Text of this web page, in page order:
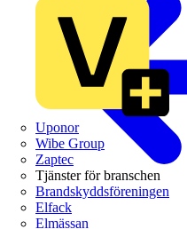
Uponor
Wibe Group
Zaptec
Tjänster för branschen
Brandskyddsföreningen
Elfack
Elmässan